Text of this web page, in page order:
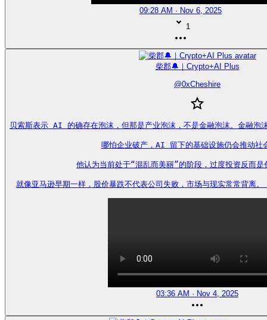
09:28 AM · Nov 6, 2025
1
柴郡🔔｜Crypto+AI Plus
@0xCheshire
贝索斯表示 AI 的确存在泡沫，但那是产业泡沫，不是金融泡沫。金融泡
哪怕企业破产，AI 留下的基础设施仍会推动社
他认为当前处于“混乱而美丽”的阶段，过度投资反而是
就像亚马逊早期一样，股价暴跌不代表公司失败，市场与现实常常
03:36 AM · Nov 4, 2025